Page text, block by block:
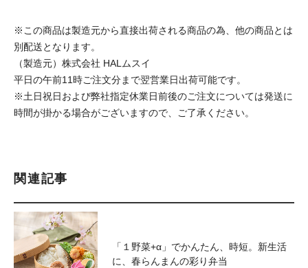
※この商品は製造元から直接出荷される商品の為、他の商品とは
別配送となります。
（製造元）株式会社 HALムスイ
平日の午前11時ご注文分まで翌営業日出荷可能です。
※土日祝日および弊社指定休業日前後のご注文については発送に
時間が掛かる場合がございますので、ご了承ください。
関連記事
「１野菜+α」でかんたん、時短。 新生活
に、春らんまんの彩り弁当